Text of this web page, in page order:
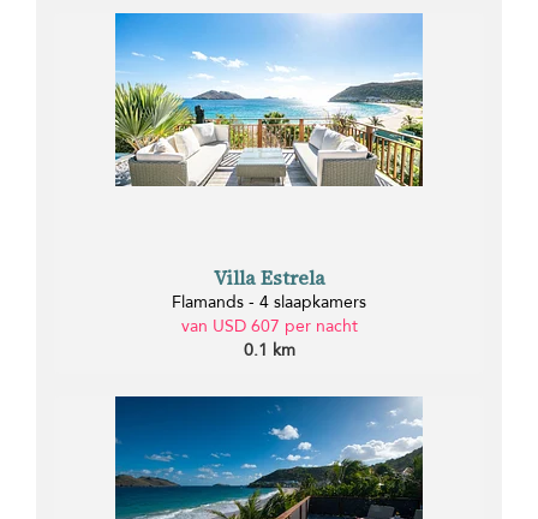
Villa Estrela
Flamands - 4 slaapkamers
van USD 607 per nacht
0.1 km